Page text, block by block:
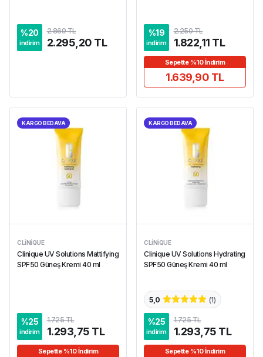
%20
indirim
2.869 TL
2.295,20 TL
%19
indirim
2.250 TL
1.822,11 TL
Sepette %10 İndirim
1.639,90 TL
KARGO BEDAVA
CLINIQUE
Clinique UV Solutions Mattifying
SPF50 Güneş Kremi 40 ml
%25
indirim
1.725 TL
1.293,75 TL
Sepette %10 İndirim
KARGO BEDAVA
CLINIQUE
Clinique UV Solutions Hydrating
SPF50 Güneş Kremi 40 ml
5,0 (1)
%25
indirim
1.725 TL
1.293,75 TL
Sepette %10 İndirim